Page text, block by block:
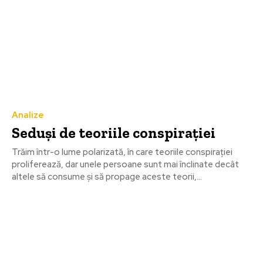
Analize
Seduși de teoriile conspiraţiei
Trăim într-o lume polarizată, în care teoriile conspiraţiei
proliferează, dar unele persoane sunt mai înclinate decât
altele să consume și să propage aceste teorii,...